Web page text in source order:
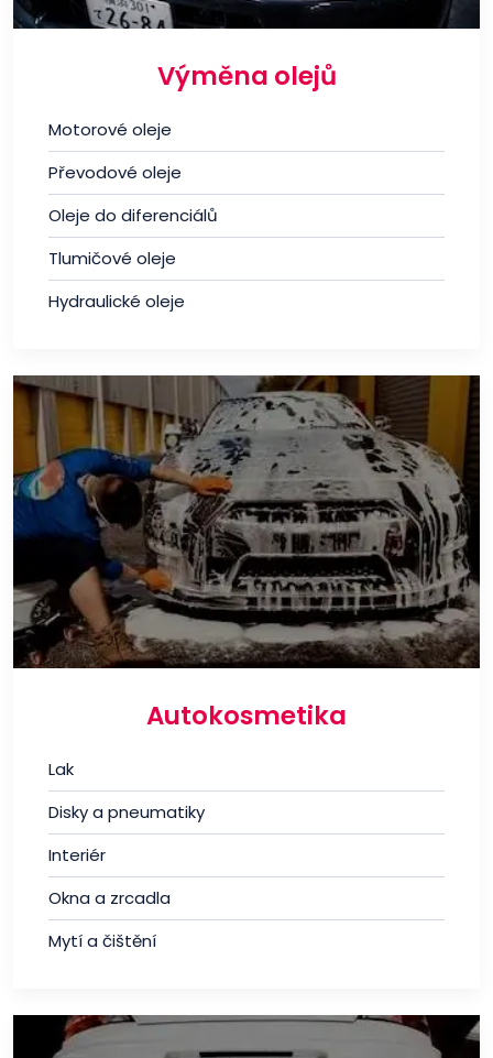
Výměna olejů
Motorové oleje
Převodové oleje
Oleje do diferenciálů
Tlumičové oleje
Hydraulické oleje
Autokosmetika
Lak
Disky a pneumatiky
Interiér
Okna a zrcadla
Mytí a čištění